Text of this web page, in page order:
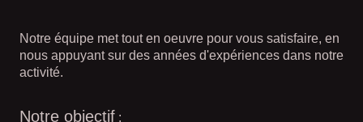
Notre équipe met tout en oeuvre pour vous satisfaire, en
nous appuyant sur des années d'expériences dans notre
activité.
Notre objectif :